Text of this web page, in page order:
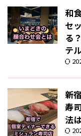
和
セ
る
テ
新
寿
法